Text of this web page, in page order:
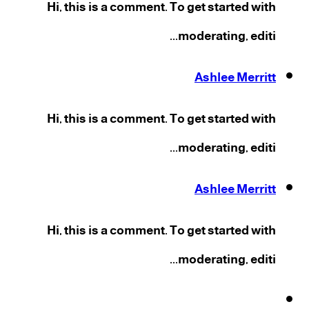
Hi, this is a comment. To get started with
moderating, editi...
Ashlee Merritt
Hi, this is a comment. To get started with
moderating, editi...
Ashlee Merritt
Hi, this is a comment. To get started with
moderating, editi...